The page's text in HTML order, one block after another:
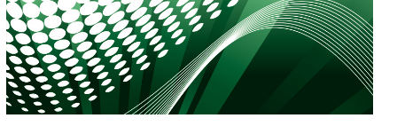
Финансы
Web
Безопасность
Инновации
CIO/Управление ИТ